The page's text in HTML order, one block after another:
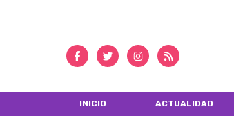
INICIO ACTUALIDAD